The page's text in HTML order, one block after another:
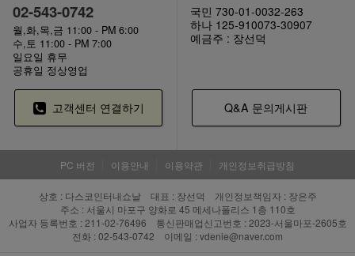
02-543-0742
월,화,목,금 11:00 - PM 6:00
수,토 11:00 - PM 7:00
일요일 휴무
공휴일 정상영업
국민 730-01-0032-263
하나 125-910073-30907
예금주 : 장선덕
고객센터 연결하기 Q&A 문의게시판
PC 버전 이용안내 이용약관 개인정보취급방침
상호 : 다스코인터내쇼날 대표 : 장선덕 개인정보책임자 : 장은주
주소 : 서울시 마포구 양화로 45 메세나폴리스 1층 110호
사업자 등록번호 : 211-02-76496 통신판매업신고번호 : 2023-서울마포-2605호
전화 : 02-543-0742 이메일 : vdenie@naver.com